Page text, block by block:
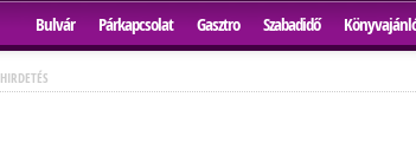
Bulvár Párkapcsolat Gasztro Szabadidő
HIRDETÉS